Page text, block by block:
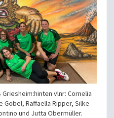
Griesheim:hinten vlnr: Cornelia
Göbel, Raffaella Ripper, Silke
und Jutta Obermüller.